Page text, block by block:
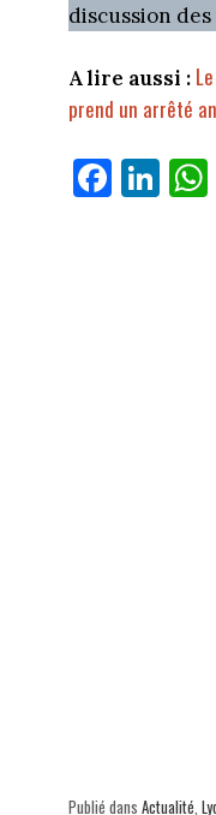
discussion
A lire aussi :
prend un arrêté
Fa
ce
Li
nk
Publié dans Actualité